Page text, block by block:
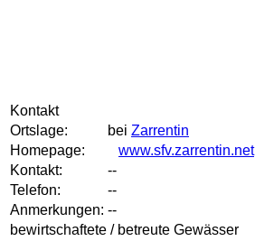
Kontakt
Ortslage:
bei Zarrentin
Homepage:
www.sfv.zarrentin.net
Kontakt:
--
Telefon:
--
Anmerkungen: --
bewirtschaftete / betreute Gewässer